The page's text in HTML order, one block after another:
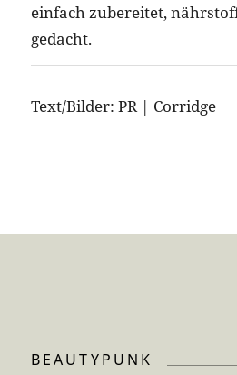
einfach zubereitet,
gedacht.
Text/Bilder: PR | Corridge
BEAUTYPUNK